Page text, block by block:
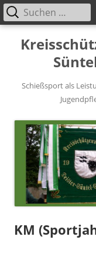
Schießsport als
Primäres
Menü
KM